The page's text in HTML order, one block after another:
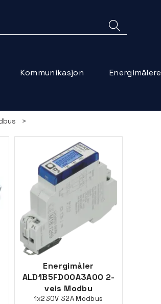
Kommunikasjon Energimålere
>
Energimåler
ALD1B5FD00A3A00 2-
veis Modbu
1x230V 32A Modbus